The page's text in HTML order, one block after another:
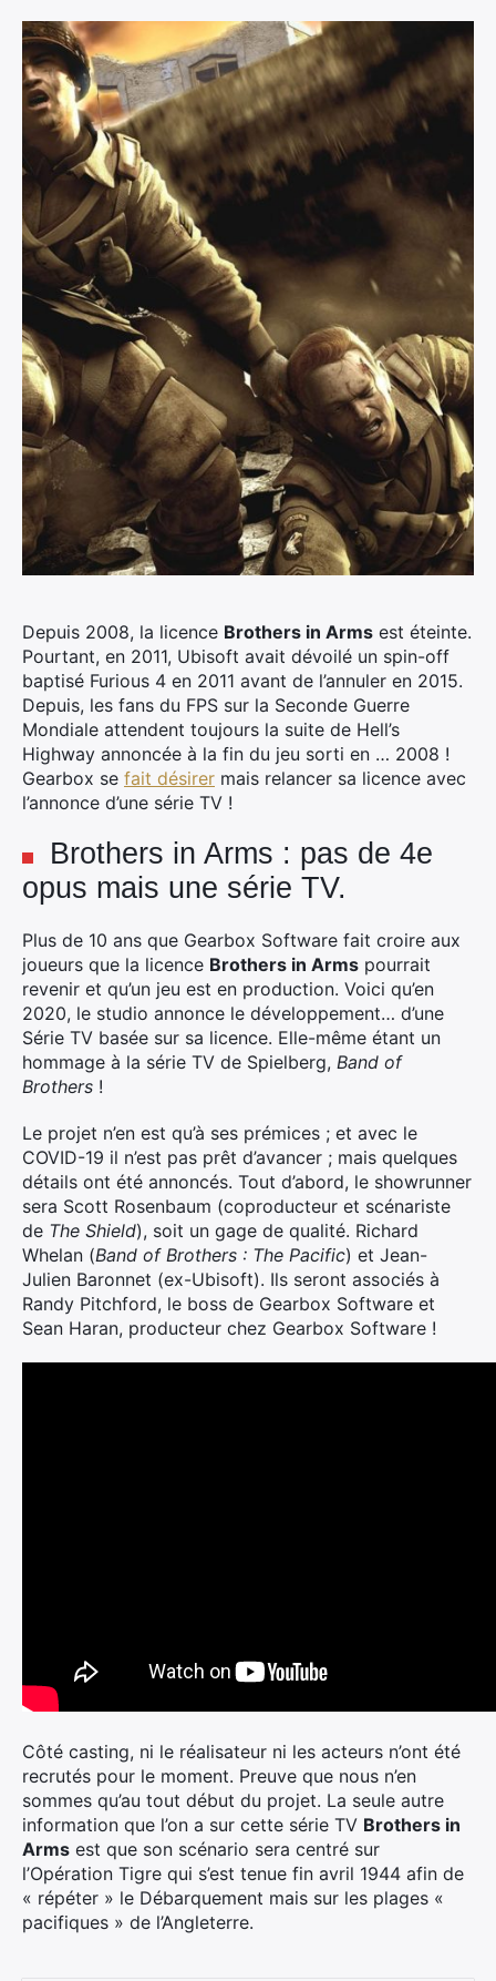
Depuis 2008, la licence Brothers in Arms est éteinte.
Pourtant, en 2011, Ubisoft avait dévoilé un spin-off
baptisé Furious 4 en 2011 avant de l’annuler en 2015.
Depuis, les fans du FPS sur la Seconde Guerre
Mondiale attendent toujours la suite de Hell’s
Highway annoncée à la fin du jeu sorti en … 2008 !
Gearbox se fait désirer mais relancer sa licence avec
l’annonce d’une série TV !
Brothers in Arms : pas de 4e
opus mais une série TV.
Plus de 10 ans que Gearbox Software fait croire aux
joueurs que la licence Brothers in Arms pourrait
revenir et qu’un jeu est en production. Voici qu’en
2020, le studio annonce le développement… d’une
Série TV basée sur sa licence. Elle-même étant un
hommage à la série TV de Spielberg, Band of
Brothers !
Le projet n’en est qu’à ses prémices ; et avec le
COVID-19 il n’est pas prêt d’avancer ; mais quelques
détails ont été annoncés. Tout d’abord, le showrunner
sera Scott Rosenbaum (coproducteur et scénariste
de The Shield), soit un gage de qualité. Richard
Whelan (Band of Brothers : The Pacific) et Jean-
Julien Baronnet (ex-Ubisoft). Ils seront associés à
Randy Pitchford, le boss de Gearbox Software et
Sean Haran, producteur chez Gearbox Software !
Côté casting, ni le réalisateur ni les acteurs n’ont été
recrutés pour le moment. Preuve que nous n’en
sommes qu’au tout début du projet. La seule autre
information que l’on a sur cette série TV Brothers in
Arms est que son scénario sera centré sur
l’Opération Tigre qui s’est tenue fin avril 1944 afin de
« répéter » le Débarquement mais sur les plages «
pacifiques » de l’Angleterre.